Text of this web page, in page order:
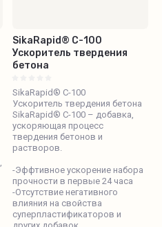
SikaRapid® C-100
Ускоритель твердения
бетона
SikaRapid® C-100
Ускоритель твердения бетона
SikaRapid® C-100 – добавка,
ускоряющая процесс
твердения бетонов и
растворов.
-Эффтивное ускорение набора
прочности в первые 24 часа
-Отсутствие негативного
влияния на свойства
суперпластификаторов и
других добавок